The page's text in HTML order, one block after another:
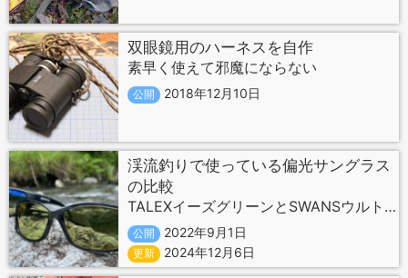
双眼鏡用のハーネスを自作
素早く使えて邪魔にならない
公開 2018年12月10日
渓流釣りで使っている偏光サングラス
の比較
TALEXイーズグリーンとSWANSウルトラライトグリーン
公開 2022年9月1日
更新 2024年12月6日